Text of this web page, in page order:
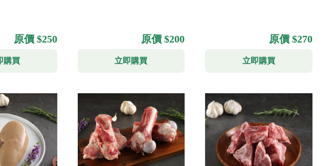
原價 $250
購買
原價 $200
立即購買
原價 $270
立即購買